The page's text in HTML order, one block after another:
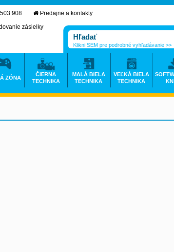
908
Predajne a kontakty
zásielky
Klikni SEM pre podrobné vyhľadávanie >>
ZÓNA
ČIERNA
TECHNIKA
MALÁ BIELA
TECHNIKA
VEĽKÁ BIELA
TECHNIKA